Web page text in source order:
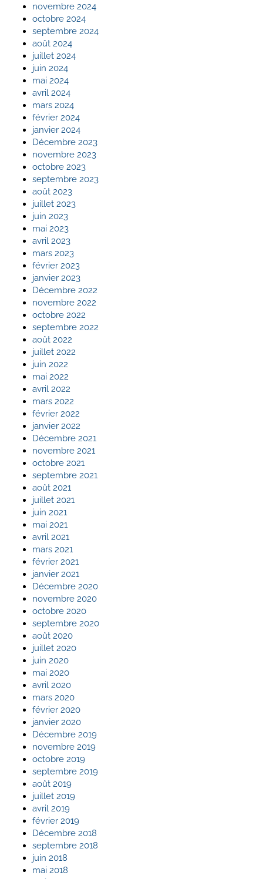
novembre 2024
octobre 2024
septembre 2024
août 2024
juillet 2024
juin 2024
mai 2024
avril 2024
mars 2024
février 2024
janvier 2024
Décembre 2023
novembre 2023
octobre 2023
septembre 2023
août 2023
juillet 2023
juin 2023
mai 2023
avril 2023
mars 2023
février 2023
janvier 2023
Décembre 2022
novembre 2022
octobre 2022
septembre 2022
août 2022
juillet 2022
juin 2022
mai 2022
avril 2022
mars 2022
février 2022
janvier 2022
Décembre 2021
novembre 2021
octobre 2021
septembre 2021
août 2021
juillet 2021
juin 2021
mai 2021
avril 2021
mars 2021
février 2021
janvier 2021
Décembre 2020
novembre 2020
octobre 2020
septembre 2020
août 2020
juillet 2020
juin 2020
mai 2020
avril 2020
mars 2020
février 2020
janvier 2020
Décembre 2019
novembre 2019
octobre 2019
septembre 2019
août 2019
juillet 2019
avril 2019
février 2019
Décembre 2018
septembre 2018
juin 2018
mai 2018